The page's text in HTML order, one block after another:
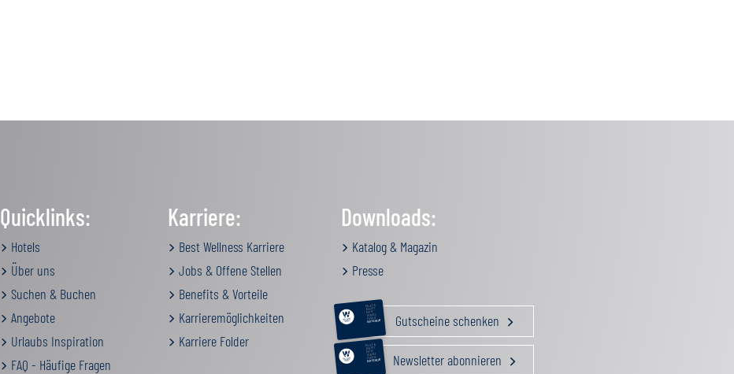
Quicklinks:
Hotels
Über uns
Suchen & Buchen
Angebote
Urlaubs Inspiration
FAQ - Häufige Fragen
Karriere:
Best Wellness Karriere
Jobs & Offene Stellen
Benefits & Vorteile
Karrieremöglichkeiten
Karriere Folder
Downloads:
Katalog & Magazin
Presse
RELAX &
BEAUTY
AKTIV
GENUSS
FAMILIE
GUTSCHEIN Gutscheine schenken
RELAX &
BEAUTY
AKTIV
GENUSS
FAMILIE
GUTSCHEIN Newsletter abonnieren